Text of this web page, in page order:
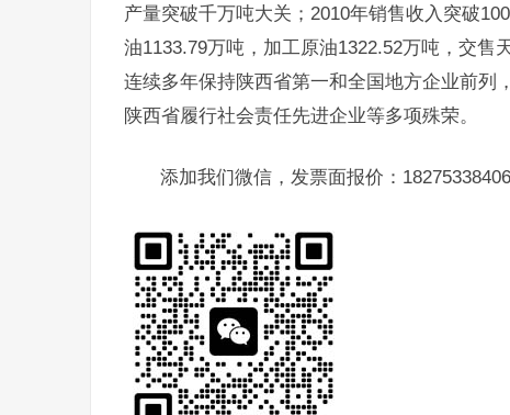
产量突破千万吨大关；2010年销售收入突破
油1133.79万吨，加工原油1322.52万吨，交售
连续多年保持陕西省第一和全国地方企业前列
陕西省履行社会责任先进企业等多项殊荣。
添加我们微信，发票面报价：18275338406